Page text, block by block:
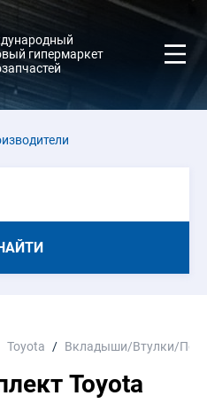
гипермаркет
Toyota Вкладыши/Втулки/
Toyota